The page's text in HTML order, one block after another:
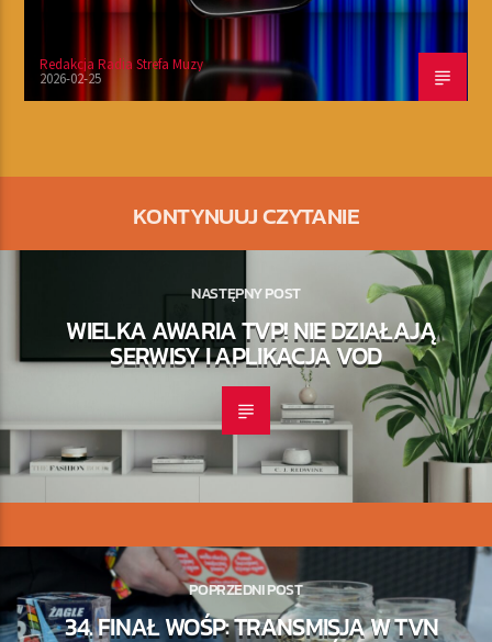
Redakcja Radia Strefa Muzy
2026-02-25
KONTYNUUJ CZYTANIE
NASTĘPNY POST
WIELKA AWARIA TVP! NIE DZIAŁAJĄ
SERWISY I APLIKACJA VOD
POPRZEDNI POST
34. FINAŁ WOŚP: TRANSMISJA W TVN